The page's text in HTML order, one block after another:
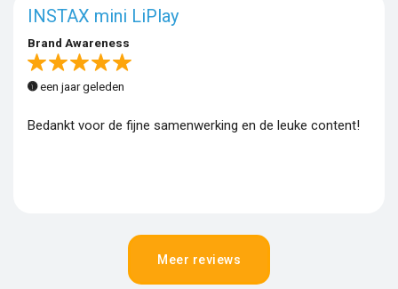
INSTAX mini LiPlay
Brand Awareness
een jaar geleden
Bedankt voor de fijne samenwerking en de leuke content!
Meer reviews